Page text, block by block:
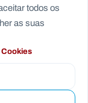
todos os
as suas